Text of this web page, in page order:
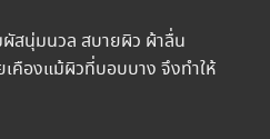
ผัสนุ่มนวล สบายผิว ผ้าลื่น
คืองแม้ผิวที่บอบบาง จึงทำให้